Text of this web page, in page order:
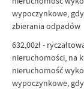
wypoczynkowe,
zbierania odpadów
632,00zł -
nieruchomości, na
nieruchomość
wypoczynkowe,